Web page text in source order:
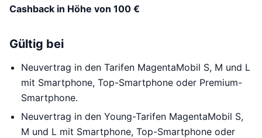
Cashback in Höhe von 100 €
Gültig bei
Neuvertrag in den Tarifen MagentaMobil S, M und L
mit Smartphone, Top-Smartphone oder Premium-
Smartphone.
Neuvertrag in den Young-Tarifen MagentaMobil S,
M und L mit Smartphone, Top-Smartphone oder